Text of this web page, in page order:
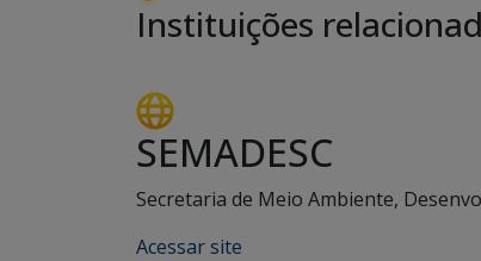
Instituições
SEMADESC
Secretaria de Meio Ambiente,
Acessar site